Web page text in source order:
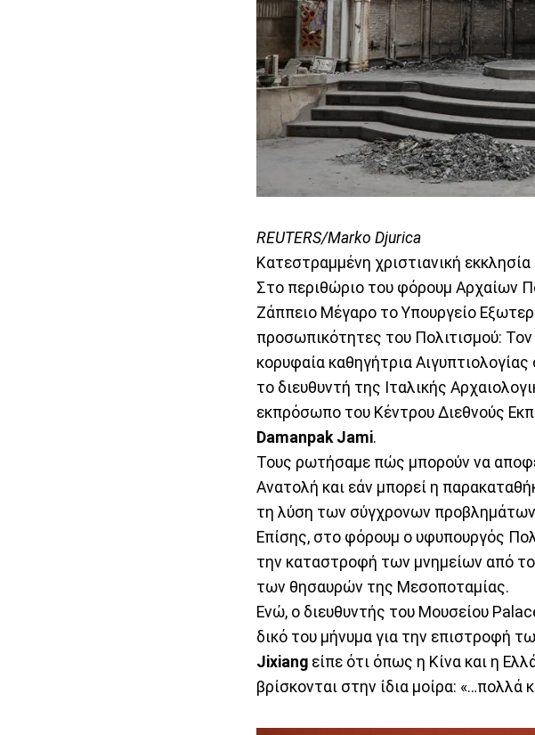
REUTERS/Marko Djurica
Κατεστραμμένη χριστιανική
Στο περιθώριο του φόρουμ Αρχαίων
Ζάππειο Μέγαρο το Υπουργείο
προσωπικότητες του Πολιτισμού:
κορυφαία καθηγήτρια
το διευθυντή της Ιταλικής
εκπρόσωπο του Κέντρου Διεθνούς
Damanpak Jami.
Τους ρωτήσαμε πώς μπορούν να
Ανατολή και εάν μπορεί η
τη λύση των σύγχρονων
Επίσης, στο φόρουμ ο υφυπουργός
την καταστροφή των μνημείων από
των θησαυρών της Μεσοποταμίας.
Ενώ, ο διευθυντής του Μουσείου
δικό του μήνυμα για την επιστροφή
Jixiang είπε ότι όπως η Κίνα και η
βρίσκονται στην ίδια μοίρα: «…πολλά